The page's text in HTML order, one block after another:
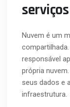
serviços
Nuvem é um
responsável
própria
seus dados e
infraestrutura.